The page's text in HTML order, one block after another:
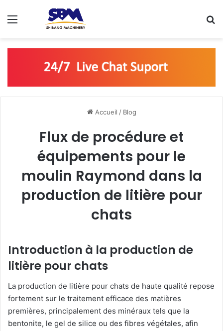
Accueil / Blog
Flux de procédure et
équipements pour le
moulin Raymond dans la
production de litière pour
chats
Introduction à la production de
litière pour chats
La production de litière pour chats de haute qualité repose
fortement sur le traitement efficace des matières
premières, principalement des minéraux tels que la
bentonite, le gel de silice ou des fibres végétales, afin